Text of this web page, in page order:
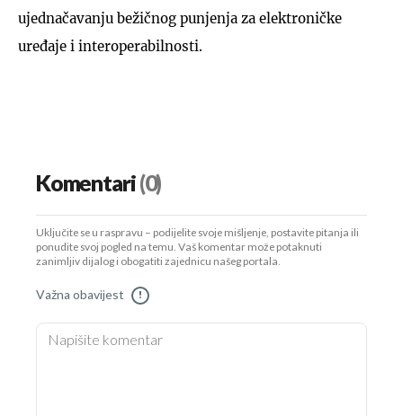
ujednačavanju bežičnog punjenja za elektroničke
uređaje i interoperabilnosti.
Komentari(0)
Uključite se u raspravu – podijelite svoje mišljenje, postavite pitanja ili
ponudite svoj pogled na temu. Vaš komentar može potaknuti
zanimljiv dijalog i obogatiti zajednicu našeg portala.
Važna obavijest !